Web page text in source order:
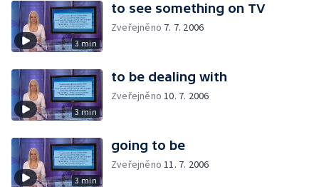
3 min
to see something on TV
Zveřejněno 7. 7. 2006
3 min
to be dealing with
Zveřejněno10. 7. 2006
3 min
going to be
Zveřejněno11. 7. 2006